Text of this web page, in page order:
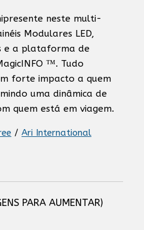
neste multi-
Modulares LED,
e a plataforma de
™. Tudo
forte impacto a quem
uma dinâmica de
quem está em viagem.
/ Ari International
PARA AUMENTAR)